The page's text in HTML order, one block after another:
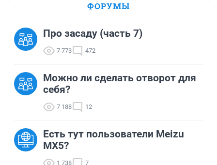
ФОРУМЫ
Про засаду (часть 7)
7 773 472
Можно ли сделать отворот для
себя?
7 188 12
Есть тут пользователи Meizu
MX5?
1 738 7